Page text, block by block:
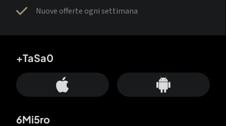
Nuove offerte ogni settimana
+TaSa0
6Mi5ro